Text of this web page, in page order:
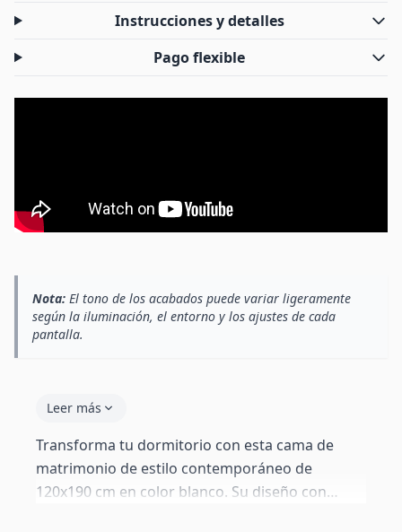
Instrucciones y detalles
Pago flexible
Nota: El tono de los acabados puede variar ligeramente
según la iluminación, el entorno y los ajustes de cada
pantalla.
Leer más
Transforma tu dormitorio con esta cama de
matrimonio de estilo contemporáneo de
120x190 cm en color blanco. Su diseño con